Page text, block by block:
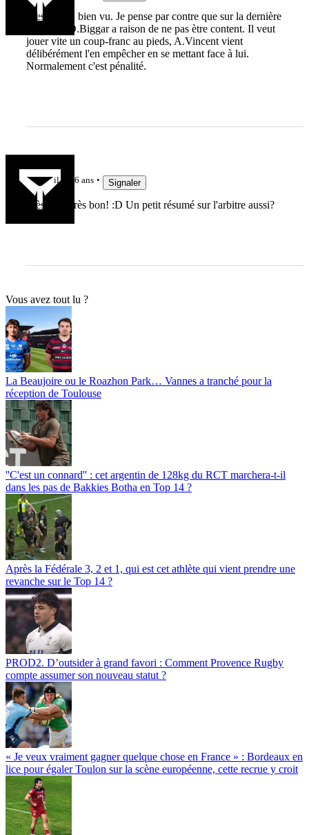
C'est drôle, bien vu. Je pense par contre que sur la dernière
situation, D.Biggar a raison de ne pas ètre content. Il veut
jouer vite un coup-franc au pieds, A.Vincent vient
délibérément l'en empêcher en se mettant face à lui.
Normalement c'est pénalité.
il y a 6 ans Signaler
Très, très, très bon! :D Un petit résumé sur l'arbitre aussi?
Vous avez tout lu ?
La Beaujoire ou le Roazhon Park… Vannes a tranché pour la
réception de Toulouse
''C'est un connard'' : cet argentin de 128kg du RCT marchera-t-il
dans les pas de Bakkies Botha en Top 14 ?
Après la Fédérale 3, 2 et 1, qui est cet athlète qui vient prendre une
revanche sur le Top 14 ?
PROD2. D’outsider à grand favori : Comment Provence Rugby
compte assumer son nouveau statut ?
« Je veux vraiment gagner quelque chose en France » : Bordeaux en
lice pour égaler Toulon sur la scène européenne, cette recrue y croit